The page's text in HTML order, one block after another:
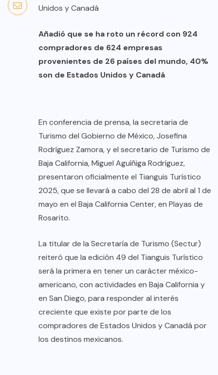
Unidos y Canadá
Añadió que se ha roto un récord con 924
compradores de 624 empresas
provenientes de 26 países del mundo, 40%
son de Estados Unidos y Canadá
En conferencia de prensa, la secretaria de
Turismo del Gobierno de México, Josefina
Rodríguez Zamora, y el secretario de Turismo de
Baja California, Miguel Aguíñiga Rodríguez,
presentaron oficialmente el Tianguis Turístico
2025, que se llevará a cabo del 28 de abril al 1 de
mayo en el Baja California Center, en Playas de
Rosarito.
La titular de la Secretaría de Turismo (Sectur)
reiteró que la edición 49 del Tianguis Turístico
será la primera en tener un carácter méxico-
americano, con actividades en Baja California y
en San Diego, para responder al interés
creciente que existe por parte de los
compradores de Estados Unidos y Canadá por
los destinos mexicanos.